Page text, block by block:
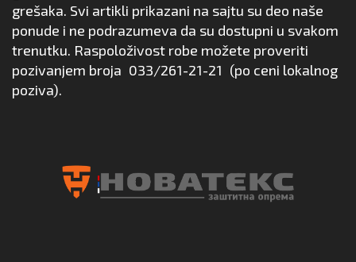
grešaka. Svi artikli prikazani na sajtu su deo naše
ponude i ne podrazumeva da su dostupni u svakom
trenutku. Raspoloživost robe možete proveriti
pozivanjem broja 033/261-21-21 (po ceni lokalnog
poziva).